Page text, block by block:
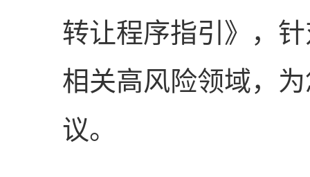
转让程序指引》，
相关高风险领域，
议。